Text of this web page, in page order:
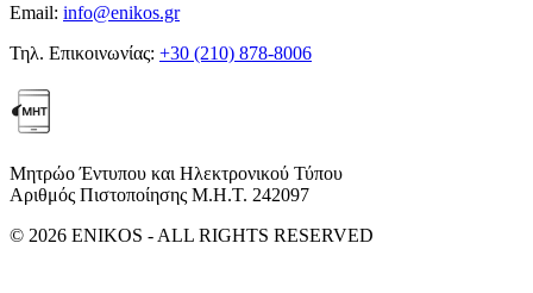
Email: info@enikos.gr
Τηλ. Επικοινωνίας: +30 (210) 878-8006
Μητρώο Έντυπου και Ηλεκτρονικού Τύπου
Αριθμός Πιστοποίησης Μ.Η.Τ. 242097
© 2026 ENIKOS - ALL RIGHTS RESERVED